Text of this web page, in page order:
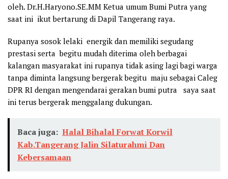
oleh. Dr.H.Haryono.SE.MM Ketua umum Bumi Putra yang
saat ini ikut bertarung di Dapil Tangerang raya.
Rupanya sosok lelaki energik dan memiliki segudang
prestasi serta begitu mudah diterima oleh berbagai
kalangan masyarakat ini rupanya tidak asing lagi bagi warga
tanpa diminta langsung bergerak begitu maju sebagai Caleg
DPR RI dengan mengendarai gerakan bumi putra saya saat
ini terus bergerak menggalang dukungan.
Baca juga: Halal Bihalal Forwat Korwil
Kab.Tangerang Jalin Silaturahmi Dan
Kebersamaan